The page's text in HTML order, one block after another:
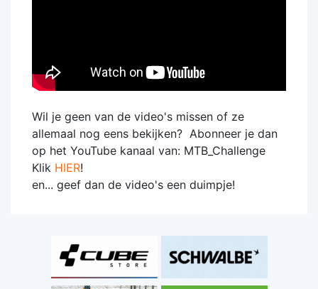
Wil je geen van de video's missen of ze
allemaal nog eens bekijken? Abonneer je dan
op het YouTube kanaal van: MTB_Challenge
Klik HIER!
en... geef dan de video's een duimpje!